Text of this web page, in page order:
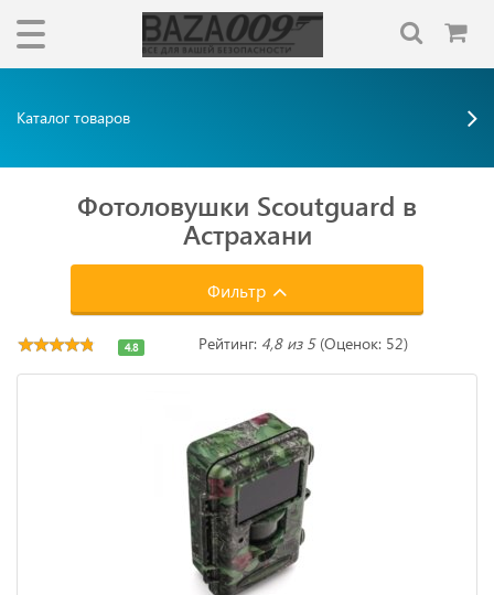
Каталог товаров
Фотоловушки Scoutguard в
Астрахани
Фильтр
4.8 Рейтинг: 4,8 из 5(Оценок: 52)